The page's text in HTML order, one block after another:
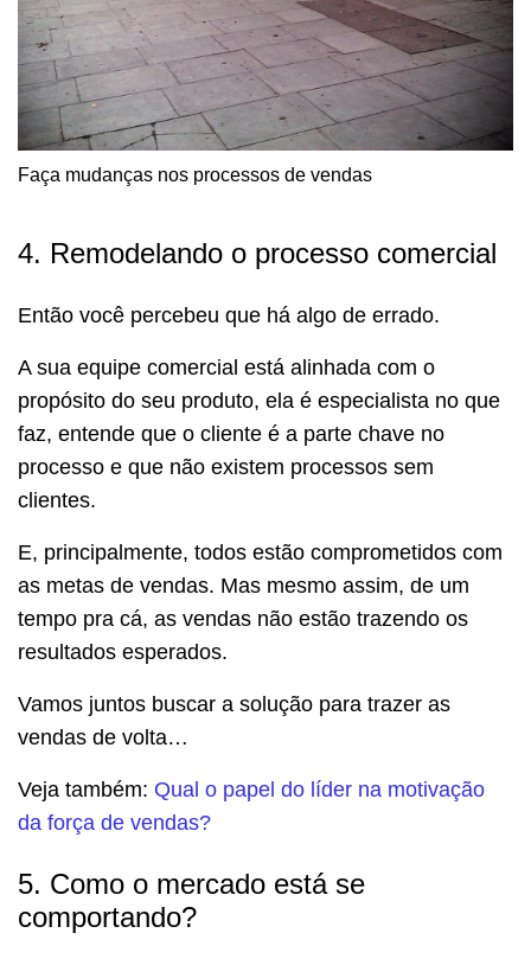
Faça mudanças nos processos de vendas
4. Remodelando o processo comercial
Então você percebeu que há algo de errado.
A sua equipe comercial está alinhada com o
propósito do seu produto, ela é especialista no que
faz, entende que o cliente é a parte chave no
processo e que não existem processos sem
clientes.
E, principalmente, todos estão comprometidos com
as metas de vendas. Mas mesmo assim, de um
tempo pra cá, as vendas não estão trazendo os
resultados esperados.
Vamos juntos buscar a solução para trazer as
vendas de volta…
Veja também: Qual o papel do líder na motivação
da força de vendas?
5. Como o mercado está se
comportando?